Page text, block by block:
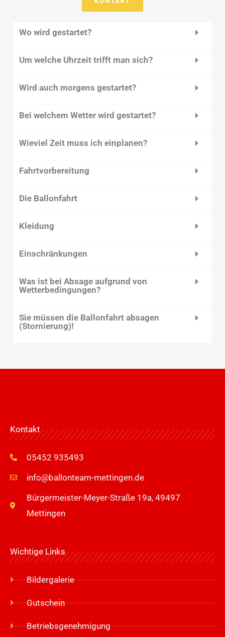
Wo wird gestartet?
Um welche Uhrzeit trifft man sich?
Wird auch morgens gestartet?
Bei welchem Wetter wird gestartet?
Wieviel Zeit muss ich einplanen?
Fahrtvorbereitung
Die Ballonfahrt
Kleidung
Einschränkungen
Was ist bei Absage aufgrund von
Wetterbedingungen?
Sie müssen die Ballonfahrt absagen
(Stornierung)!
Kontakt
05452 935493
info@ballonteam-mettingen.de
Bürgermeister-Meyer-Straße 19a, 49497
Mettingen
Wichtige Links
Bildergalerie
Gutschein
Betriebsgenehmigung